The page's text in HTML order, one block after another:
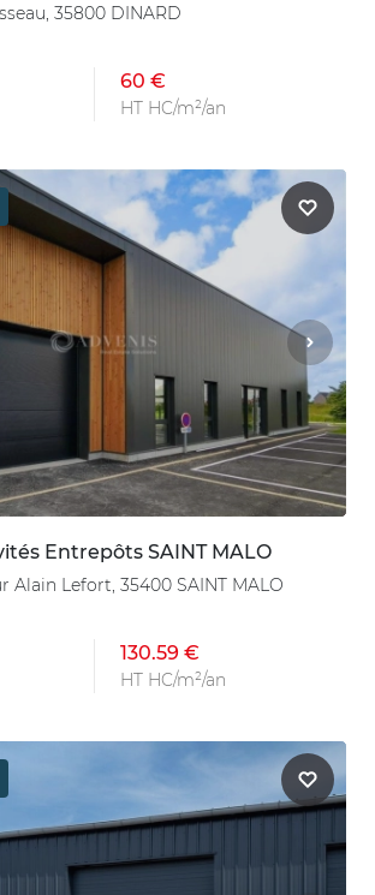
35800 DINARD
60 €
HT HC/m²/an
Entrepôts SAINT MALO
Alain Lefort, 35400 SAINT MALO
130.59 €
HT HC/m²/an